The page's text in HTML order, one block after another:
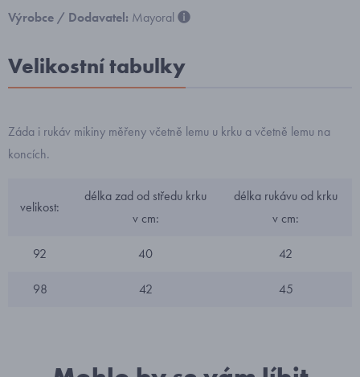
Výrobce / Dodavatel: Mayoral
Velikostní tabulky
Záda i rukáv mikiny měřeny včetně lemu u krku a včetně lemu na
koncích.
velikost:
délka zad od středu krku
v cm:
délka rukávu od krku
v cm:
92 40 42
98 42 45